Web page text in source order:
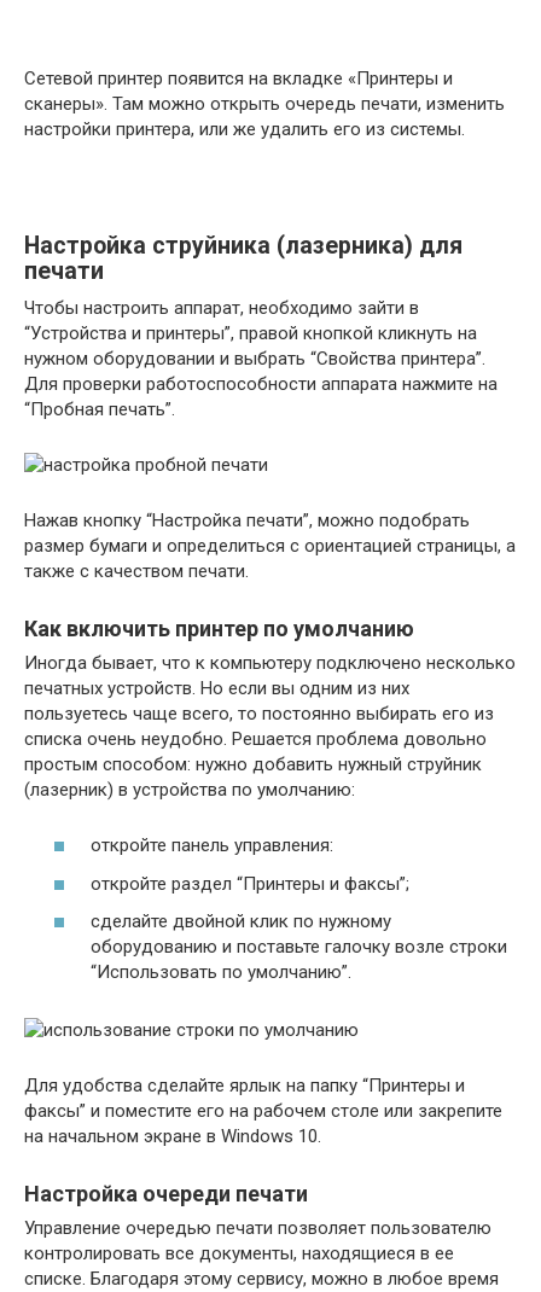
Сетевой принтер появится на вкладке «Принтеры и
сканеры». Там можно открыть очередь печати, изменить
настройки принтера, или же удалить его из системы.
Настройка струйника (лазерника) для
печати
Чтобы настроить аппарат, необходимо зайти в
“Устройства и принтеры”, правой кнопкой кликнуть на
нужном оборудовании и выбрать “Свойства принтера”.
Для проверки работоспособности аппарата нажмите на
“Пробная печать”.
Нажав кнопку “Настройка печати”, можно подобрать
размер бумаги и определиться с ориентацией страницы, а
также с качеством печати.
Как включить принтер по умолчанию
Иногда бывает, что к компьютеру подключено несколько
печатных устройств. Но если вы одним из них
пользуетесь чаще всего, то постоянно выбирать его из
списка очень неудобно. Решается проблема довольно
простым способом: нужно добавить нужный струйник
(лазерник) в устройства по умолчанию:
откройте панель управления:
откройте раздел “Принтеры и факсы”;
сделайте двойной клик по нужному
оборудованию и поставьте галочку возле строки
“Использовать по умолчанию”.
Для удобства сделайте ярлык на папку “Принтеры и
факсы” и поместите его на рабочем столе или закрепите
на начальном экране в Windows 10.
Настройка очереди печати
Управление очередью печати позволяет пользователю
контролировать все документы, находящиеся в ее
списке. Благодаря этому сервису, можно в любое время